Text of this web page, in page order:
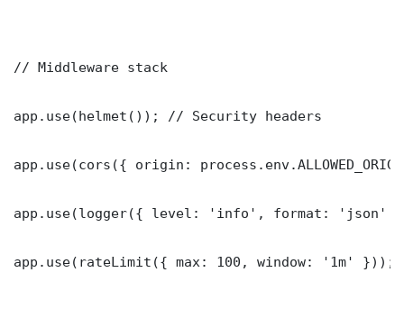
// Middleware stack
app.use(helmet()); // Security headers
app.use(cors({ origin:
app.use(logger({ level: 'info', format: 'json'
app.use(rateLimit({ max: 100, window: '1m' }));